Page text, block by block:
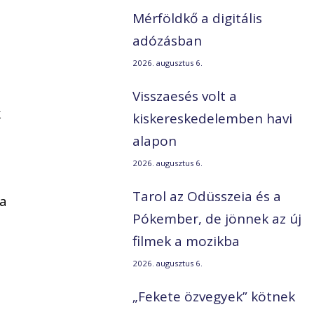
Mérföldkő a digitális
adózásban
2026. augusztus 6.
Visszaesés volt a
kiskereskedelemben havi
alapon
2026. augusztus 6.
Tarol az Odüsszeia és a
Pókember, de jönnek az új
filmek a mozikba
2026. augusztus 6.
„Fekete özvegyek” kötnek